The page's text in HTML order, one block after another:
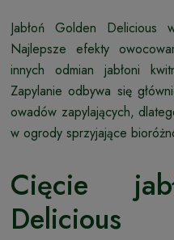
Jabłoń Golden Delicious
Najlepsze efekty
innych odmian jabłoni
Zapylanie odbywa się
owadów zapylających,
w ogrody sprzyjające
Cięcie
Delicious